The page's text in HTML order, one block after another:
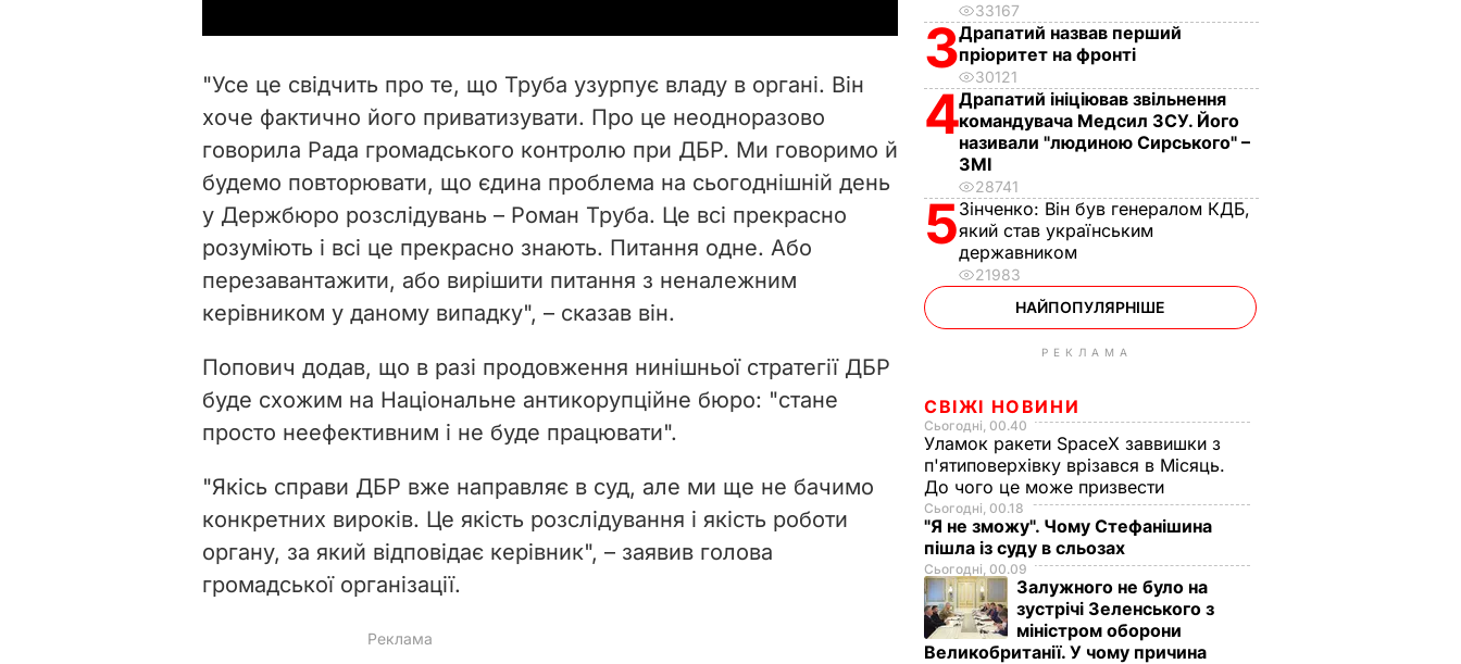
i
d
e
o
"Усе це свідчить про те, що Труба узурпує владу в органі. Він
хоче фактично його приватизувати. Про це неодноразово
говорила Рада громадського контролю при ДБР. Ми говоримо й
будемо повторювати, що єдина проблема на сьогоднішній день
у Держбюро розслідувань – Роман Труба. Це всі прекрасно
розуміють і всі це прекрасно знають. Питання одне. Або
перезавантажити, або вирішити питання з неналежним
керівником у даному випадку", – сказав він.
Попович додав, що в разі продовження нинішньої стратегії ДБР
буде схожим на Національне антикорупційне бюро: "стане
просто неефективним і не буде працювати".
"Якісь справи ДБР вже направляє в суд, але ми ще не бачимо
конкретних вироків. Це якість розслідування і якість роботи
органу, за який відповідає керівник", – заявив голова
громадської організації.
33167
3Драпатий назвав перший
пріоритет на фронті
30121
4Драпатий ініціював звільнення
командувача Медсил ЗСУ. Його
називали "людиною Сирського" –
ЗМІ
28741
5Зінченко: Він був генералом КДБ,
який став українським
державником
21983
НАЙПОПУЛЯРНІШЕ
РЕКЛАМА
СВІЖІ НОВИНИ
Сьогодні, 00.40
Уламок ракети SpaceX заввишки з
п'ятиповерхівку врізався в Місяць.
До чого це може призвести
Сьогодні, 00.18
"Я не зможу". Чому Стефанішина
пішла із суду в сльозах
Сьогодні, 00.09
Залужного не було на
зустрічі Зеленського з
міністром оборони
Великобританії. У чому причина